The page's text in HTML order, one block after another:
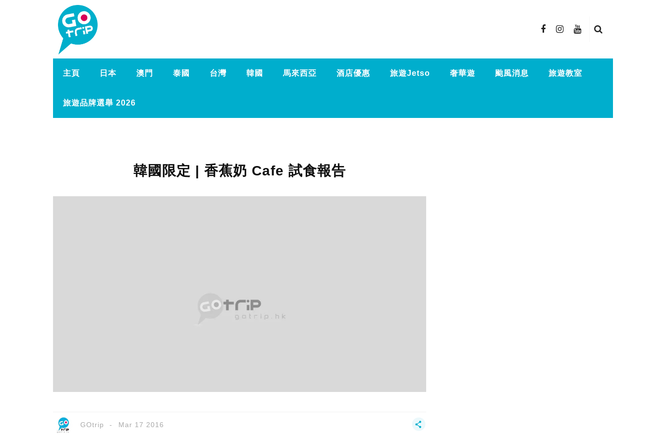
主頁 日本 澳門 泰國 台灣 韓國 馬來西亞 酒店優惠 旅遊Jetso 奢華遊 颱風消息 旅遊教室
旅遊品牌選舉 2026
韓國限定 | 香蕉奶 Cafe 試食報告
GOtrip Mar 17 2016